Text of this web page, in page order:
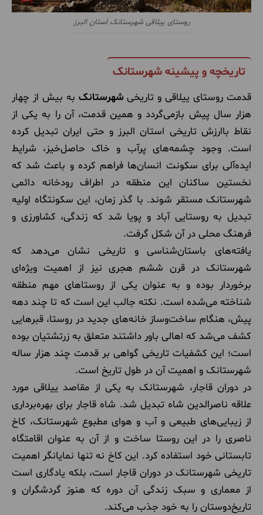
روستای ییلاقی شهرستانک استان البرز
تاریخچه و پیشینه شهرستانک
قدمت روستای ییلاقی و تاریخی شهرستانک به بیش از چهار
هزار سال پیش بازمی‌گردد و همین قدمت، آن را به یکی از
نقاط باارزش تاریخی استان البرز و حتی ایران تبدیل کرده
است. وجود چشمه‌های پرآب و خاک حاصل‌خیز، شرایط
ایده‌آلی برای سکونت انسان‌ها فراهم کرده و باعث شد که
نخستین ساکنان این منطقه در اطراف رودخانه دائمی
شهرستانک مستقر شوند. با گذر زمان، این سکونتگاه اولیه
تبدیل به روستایی آباد و پویا شد که زندگی، کشاورزی و
فرهنگ محلی در آن شکل گرفت.
یافته‌های باستان‌شناسی و تاریخی نشان می‌دهد که
شهرستانک در قرن ششم هجری نیز از اهمیت ویژه‌ای
برخوردار بوده و به عنوان یکی از روستاهای مهم منطقه
شناخته می‌شده است. نکته جالب این است که تا چند دهه
پیش، هنگام ساخت‌وساز خانه‌های جدید در روستا، قبرهایی
کشف می‌شد که اهالی باور داشتند متعلق به زرتشتیان بوده
است؛ این کشفیات تاریخی گواهی بر قدمت چند هزار ساله
شهرستانک و اهمیت آن در طول تاریخ است.
در دوران قاجار، شهرستانک به یکی از مقاصد ییلاقی مورد
علاقه ناصرالدین شاه تبدیل شد. شاه قاجار برای بهره‌برداری
از زیبایی‌های طبیعی و آب و هوای مطبوع شهرستانک، کاخ
ناصری را در این روستا ساخت و از آن به عنوان اقامتگاه
تابستانی خود استفاده کرد. این کاخ نه تنها نمایانگر اهمیت
تاریخی شهرستانک در دوران قاجار است، بلکه یادگاری است
از معماری و سبک زندگی آن دوره که هنوز گردشگران و
تاریخ‌دوستان را به خود جذب می‌کند.